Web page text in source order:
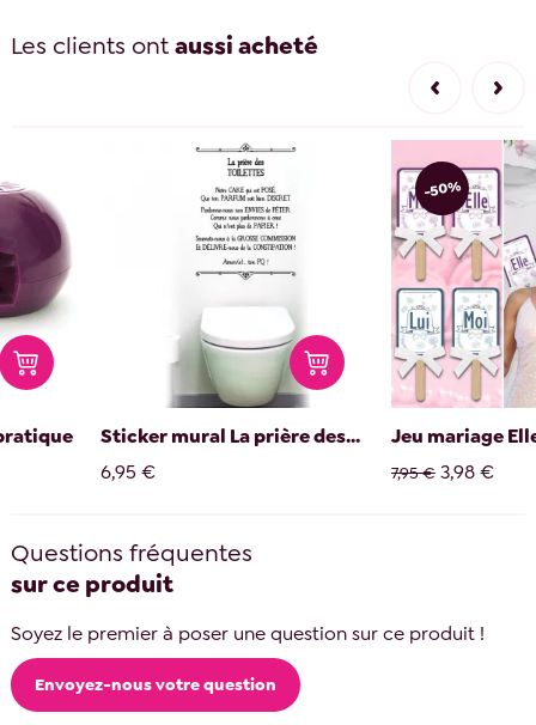
Les clients ontaussi acheté
Sticker mural La prière des...
6,95 €
-50%
Jeu mariage
7,95 € 3,98 €
Questions fréquentes
sur ce produit
Soyez le premier à poser une question sur ce produit !
Envoyez-nous votre question